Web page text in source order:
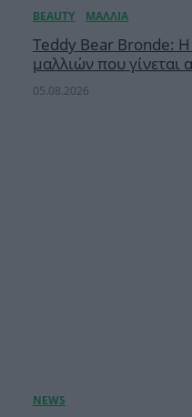
Teddy Bear Bronde:
μαλλιών που γίνεται
05.08.2026